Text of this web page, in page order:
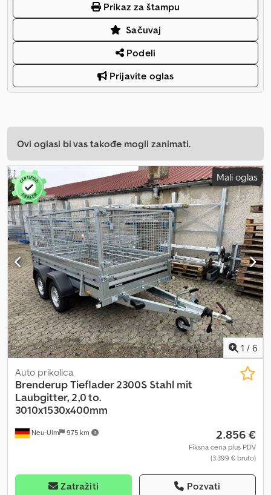
Prikaz za štampu
Sačuvaj
Podeli
Prijavite oglas
Ovi oglasi bi vas takođe mogli zanimati.
Mali oglas
1 / 6
Neu-Ulm 975 km
Auto prikolica
BrenderupTieflader 2300S Stahl mit
Laubgitter, 2,0 to.
3010x1530x400mm
2.856 €
Fiksna cena plus PDV
(3.399 € bruto)
Zatražiti Pozvati